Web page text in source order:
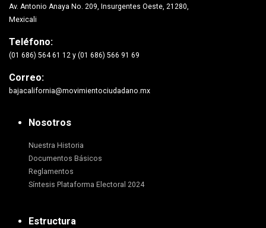
Av. Antonio Anaya No. 209, Insurgentes Oeste, 21280,
Mexicali
Teléfono:
(01 686) 564 61 12 y (01 686) 566 91 69
Correo:
bajacalifornia@movimientociudadano.mx
Nosotros
Nuestra Historia
Documentos Básicos
Reglamentos
Síntesis Plataforma Electoral 2024
Estructura